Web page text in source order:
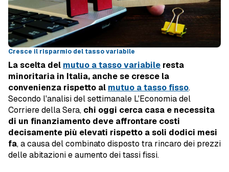
Cresce il risparmio del tasso variabile
La scelta del mutuo a tasso variabile resta
minoritaria in Italia, anche se cresce la
convenienza rispetto al mutuo a tasso fisso.
Secondo l'analisi del settimanale L'Economia del
Corriere della Sera, chi oggi cerca casa e necessita
di un finanziamento deve affrontare costi
decisamente più elevati rispetto a soli dodici mesi
fa, a causa del combinato disposto tra rincaro dei prezzi
delle abitazioni e aumento dei tassi fissi.